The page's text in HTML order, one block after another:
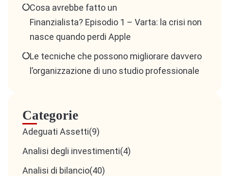
Cosa avrebbe fatto un
Finanzialista? Episodio 1 – Varta: la crisi non
nasce quando perdi Apple
Le tecniche che possono migliorare davvero
l’organizzazione di uno studio professionale
Categorie
Adeguati Assetti(9)
Analisi degli investimenti(4)
Analisi di bilancio(40)